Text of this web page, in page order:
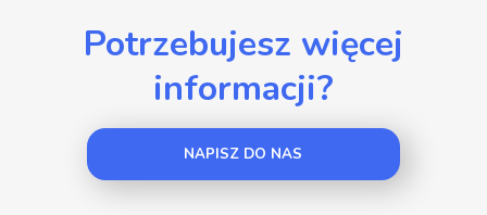
Potrzebujesz więcej
informacji?
NAPISZ DO NAS